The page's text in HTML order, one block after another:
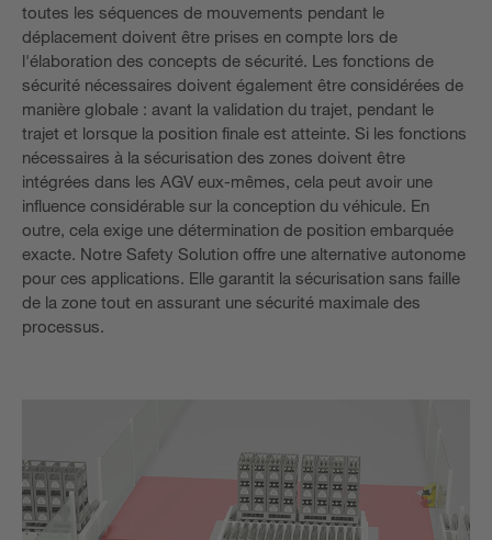
toutes les séquences de mouvements pendant le
déplacement doivent être prises en compte lors de
l'élaboration des concepts de sécurité. Les fonctions de
sécurité nécessaires doivent également être considérées de
manière globale : avant la validation du trajet, pendant le
trajet et lorsque la position finale est atteinte. Si les fonctions
nécessaires à la sécurisation des zones doivent être
intégrées dans les AGV eux-mêmes, cela peut avoir une
influence considérable sur la conception du véhicule. En
outre, cela exige une détermination de position embarquée
exacte. Notre Safety Solution offre une alternative autonome
pour ces applications. Elle garantit la sécurisation sans faille
de la zone tout en assurant une sécurité maximale des
processus.